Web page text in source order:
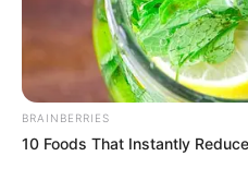
BRAINBERRIES
10 Foods That Instantly